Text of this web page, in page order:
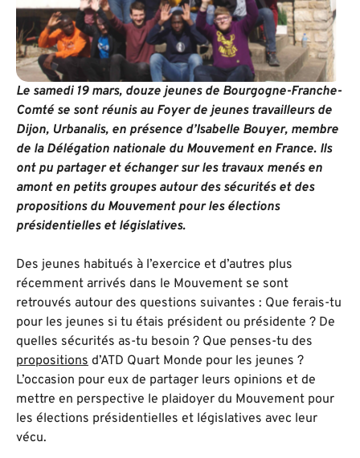
Le samedi 19 mars, douze jeunes de Bourgogne-Franche-
Comté se sont réunis au Foyer de jeunes travailleurs de
Dijon, Urbanalis, en présence d’Isabelle Bouyer, membre
de la Délégation nationale du Mouvement en France. Ils
ont pu partager et échanger sur les travaux menés en
amont en petits groupes autour des sécurités et des
propositions du Mouvement pour les élections
présidentielles et législatives.
Des jeunes habitués à l’exercice et d’autres plus
récemment arrivés dans le Mouvement se sont
retrouvés autour des questions suivantes : Que ferais-tu
pour les jeunes si tu étais président ou présidente ? De
quelles sécurités as-tu besoin ? Que penses-tu des
propositions d’ATD Quart Monde pour les jeunes ?
L’occasion pour eux de partager leurs opinions et de
mettre en perspective le plaidoyer du Mouvement pour
les élections présidentielles et législatives avec leur
vécu.